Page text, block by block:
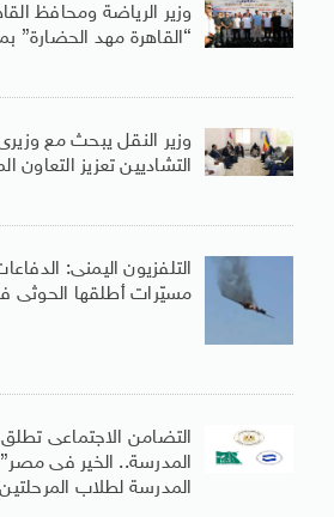
وزير الرياضة ومحافظ
“القاهرة مهد الحضارة” بمشاركة
وزير النقل يبحث مع وزيرى
التشاديين تعزيز التعاون
التلفزيون اليمنى:
مسيّرات أطلقها الحوثى
التضامن الاجتماعى تطلق
المدرسة.. الخير فى
المدرسة لطلاب المرحلتين